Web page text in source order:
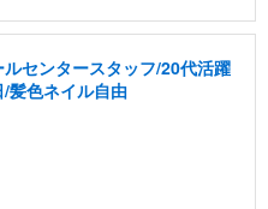
センタースタッフ/20代活躍
髪色ネイル自由